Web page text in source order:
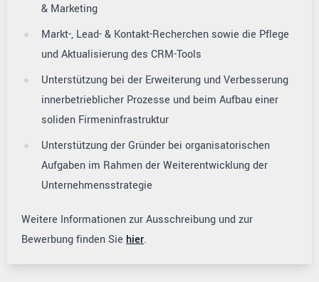
& Marketing
Markt-, Lead- & Kontakt-Recherchen sowie die Pflege
und Aktualisierung des CRM-Tools
Unterstützung bei der Erweiterung und Verbesserung
innerbetrieblicher Prozesse und beim Aufbau einer
soliden Firmeninfrastruktur
Unterstützung der Gründer bei organisatorischen
Aufgaben im Rahmen der Weiterentwicklung der
Unternehmensstrategie
Weitere Informationen zur Ausschreibung und zur
Bewerbung finden Sie hier.